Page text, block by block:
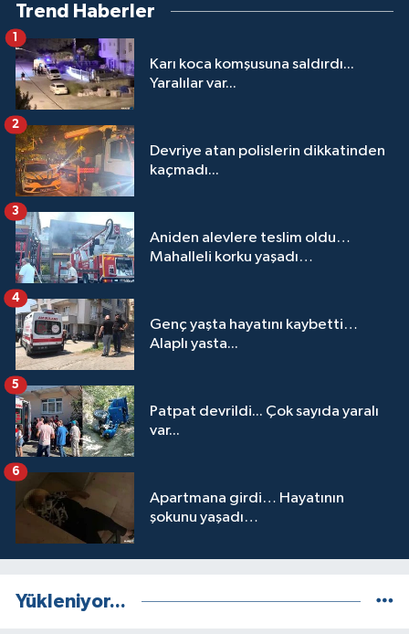
Trend Haberler
Karı koca komşusuna saldırdı...
Yaralılar var...
1
Devriye atan polislerin dikkatinden
kaçmadı...
2
Aniden alevlere teslim oldu…
Mahalleli korku yaşadı…
3
Genç yaşta hayatını kaybetti…
Alaplı yasta...
4
Patpat devrildi... Çok sayıda yaralı
var...
5
Apartmana girdi… Hayatının
şokunu yaşadı…
6
Yükleniyor...